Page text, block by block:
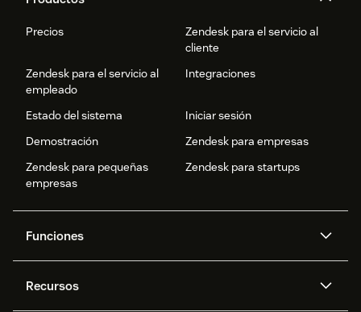
Precios
Zendesk para el servicio al
cliente
Zendesk para el servicio al
empleado
Integraciones
Estado del sistema
Iniciar sesión
Demostración
Zendesk para empresas
Zendesk para pequeñas
empresas
Zendesk para startups
Funciones
IA de Zendesk
Recursos